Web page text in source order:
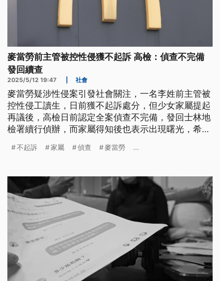
麥當勞前主管被控性侵獲不起訴 高檢：偵查不完備
發回續查
2025/5/12 19:47 社會
麥當勞疑涉性侵案引發社會關注，一名李姓前主管被
控性侵工讀生，日前獲不起訴處分，但少女家屬提起
再議後，高檢日前認定全案偵查不完備，發回士林地
檢署續行偵辦，而家屬得知後也表示出現曙光，希望
不起訴 家屬 偵查 麥當勞 ...